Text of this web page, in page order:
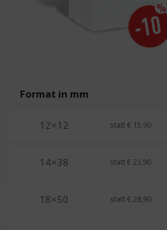
Format in mm
12×12 statt € 15,90
14×38 statt € 23,90
18×50 statt € 28,90